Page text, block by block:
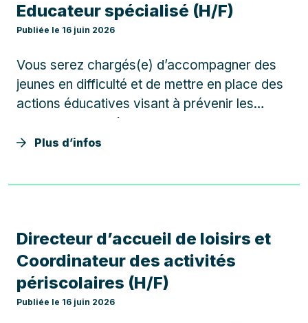
Educateur spécialisé (H/F)
Publiée le 16 juin 2026
Vous serez chargés(e) d’accompagner des
jeunes en difficulté et de mettre en place des
actions éducatives visant à prévenir les
comportements à risque. Vos principales
missions seront les suivantes : – Travail de
jeunes. –…
Plus d’infos
Directeur d’accueil de loisirs et
Coordinateur des activités
périscolaires (H/F)
Publiée le 16 juin 2026